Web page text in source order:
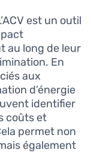
est un outil
au long de leur
En
aux
d’énergie
identifier
coûts et
permet non
également